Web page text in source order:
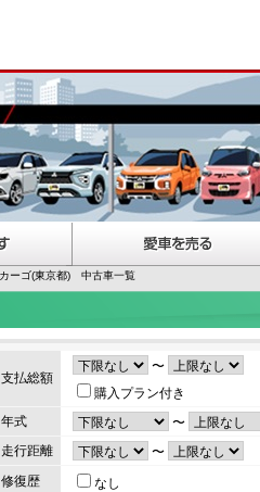
ーゴ(東京都) 中古車一覧
支払総額
〜
購入プラン付き
年式
〜
走行距離
〜
修復歴
なし